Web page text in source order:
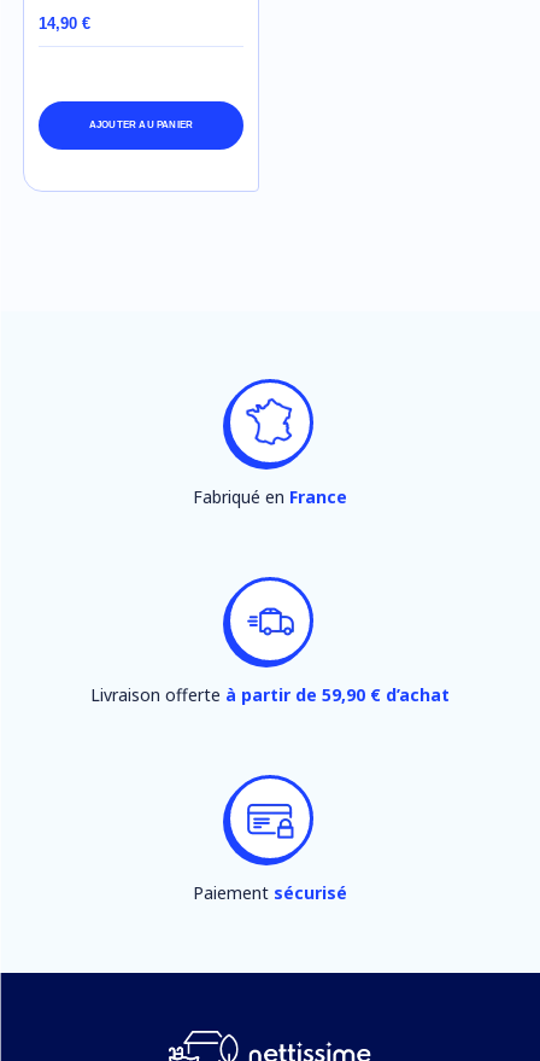
14,90 €
AJOUTER AU PANIER
Fabriqué en France
Livraison offerte à partir de 59,90 € d’achat
Paiement sécurisé